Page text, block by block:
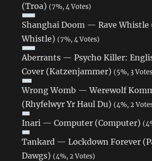
(Troa) (7%, 4 Votes)
Shanghai Doom — Rave Whistle
Whistle) (7%, 4 Votes)
Aberrants — Psycho Killer:
Cover (Katzenjammer) (5%, 3
Wrong Womb — Werewolf
(Rhyfelwyr Yr Haul Du) (4%, 2
Inari — Computer (Computer)
Tankard — Lockdown Forever
Dawgs) (4%, 2 Votes)